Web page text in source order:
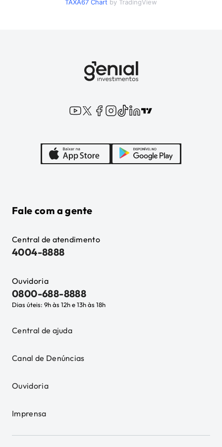
TAXA67 Chart by TradingView
Fale com a gente
Central de atendimento
4004-8888
Ouvidoria
0800-688-8888
Dias úteis: 9h às 12h e 13h às 18h
Central de ajuda
Canal de Denúncias
Ouvidoria
Imprensa